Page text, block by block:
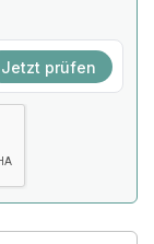
Jetzt prüfen